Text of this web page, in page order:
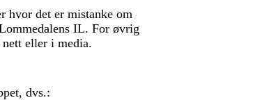
hvor det er mistanke om
IL. For øvrig
eller i media.
dvs.: